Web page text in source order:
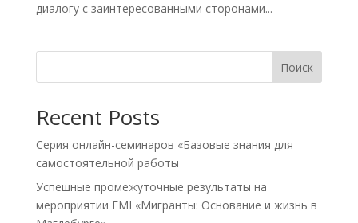
диалогу с заинтересованными сторонами...
Поиск
Recent Posts
Серия онлайн-семинаров «Базовые знания для
самостоятельной работы
Успешные промежуточные результаты на
мероприятии EMI «Мигранты: Основание и жизнь в